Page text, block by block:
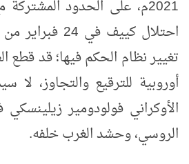
2021م، على الحدود
تغيير نظام الحكم فيها؛ قد قطع
أوروبية للترقيع والتجاوز، لا
الأوكراني فولودومير
الروسي، وحشد الغرب خلفه.